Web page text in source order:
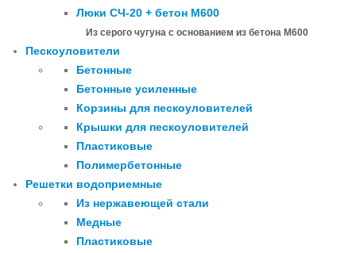
Люки СЧ-20 + бетон М600
Из серого чугуна с основанием из бетона М600
Пескоуловители
Бетонные
Бетонные усиленные
Корзины для пескоуловителей
Крышки для пескоуловителей
Пластиковые
Полимербетонные
Решетки водоприемные
Из нержавеющей стали
Медные
Пластиковые